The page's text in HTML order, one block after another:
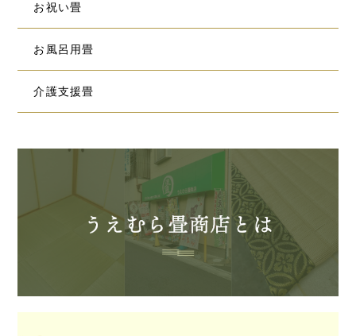
お祝い畳
お風呂用畳
介護支援畳